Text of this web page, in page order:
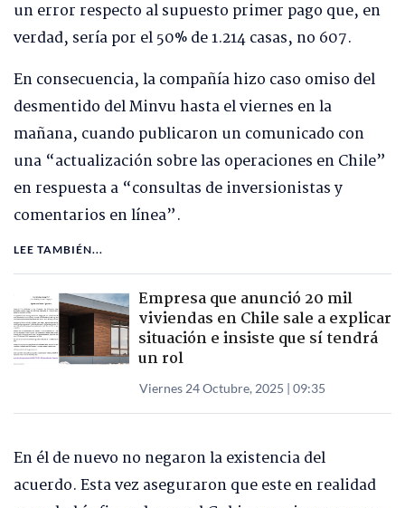
un error respecto al supuesto primer pago que, en
verdad, sería por el 50% de 1.214 casas, no 607.
En consecuencia, la compañía hizo caso omiso del
desmentido del Minvu hasta el viernes en la
mañana, cuando publicaron un comunicado con
una “actualización sobre las operaciones en Chile”
en respuesta a “consultas de inversionistas y
comentarios en línea”.
LEE TAMBIÉN...
Empresa que anunció 20 mil
viviendas en Chile sale a explicar
situación e insiste que sí tendrá
un rol
Viernes 24 Octubre, 2025 | 09:35
En él de nuevo no negaron la existencia del
acuerdo. Esta vez aseguraron que este en realidad